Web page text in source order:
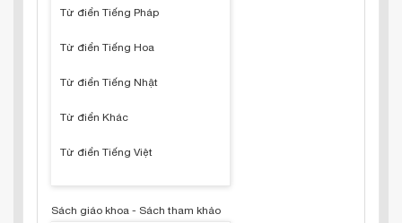
Từ điển Tiếng Pháp
Từ điển Tiếng Hoa
Từ điển Tiếng Nhật
Từ điển Khác
Từ điển Tiếng Việt
Sách giáo khoa - Sách tham khảo